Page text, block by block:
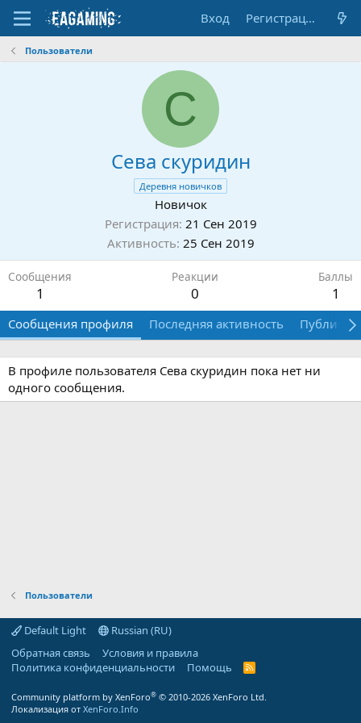
Вход Регистрация
Пользователи
С
Сева скуридин
Деревня новичков
Новичок
Регистрация 21 Сен 2019
Активность 25 Сен 2019
Сообщения
1
Реакции
0
Баллы
1
Сообщения профиля Последняя активность
В профиле пользователя Сева скуридин пока нет ни
одного сообщения.
Пользователи
Default Light
Russian (RU)
Обратная связь
Условия и правила
Политика конфиденциальности
Помощь
R
Community platform by XenForo® © 2010-2026 XenForo Ltd.
Локализация от XenForo.Info